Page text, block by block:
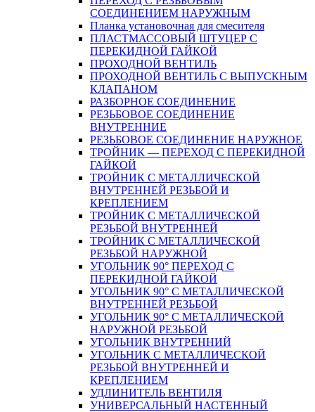
СОЕДИНЕНИЕМ НАРУЖНЫМ
Планка установочная для смесителя
ПЛАСТМАССОВЫЙ ШТУЦЕР С
ПЕРЕКИДНОЙ ГАЙКОЙ
ПРОХОДНОЙ ВЕНТИЛЬ
ПРОХОДНОЙ ВЕНТИЛЬ С ВЫПУСКНЫМ
КЛАПАНОМ
РАЗБОРНОЕ СОЕДИНЕНИЕ
РЕЗЬБОВОЕ СОЕДИНЕНИЕ
ВНУТРЕННИЕ
РЕЗЬБОВОЕ СОЕДИНЕНИЕ НАРУЖНОЕ
ТРОЙНИК — ПЕРЕХОД С ПЕРЕКИДНОЙ
ГАЙКОЙ
ТРОЙНИК С МЕТАЛЛИЧЕСКОЙ
ВНУТРЕННЕЙ РЕЗЬБОЙ И
КРЕПЛЕНИЕМ
ТРОЙНИК С МЕТАЛЛИЧЕСКОЙ
РЕЗЬБОЙ ВНУТРЕННЕЙ
ТРОЙНИК С МЕТАЛЛИЧЕСКОЙ
РЕЗЬБОЙ НАРУЖНОЙ
УГОЛЬНИК 90° ПЕРЕХОД С
ПЕРЕКИДНОЙ ГАЙКОЙ
УГОЛЬНИК 90° С МЕТАЛЛИЧЕСКОЙ
ВНУТРЕННEЙ РЕЗЬБОЙ
УГОЛЬНИК 90° С МЕТАЛЛИЧЕСКОЙ
НАРУЖНОЙ РЕЗЬБОЙ
УГОЛЬНИК ВНУТРЕННИЙ
УГОЛЬНИК С МЕТАЛЛИЧЕСКОЙ
РЕЗЬБОЙ ВНУТРЕННЕЙ И
КРЕПЛЕНИЕМ
УДЛИНИТЕЛЬ ВЕНТИЛЯ
УНИВЕРСАЛЬНЫЙ НАСТЕННЫЙ